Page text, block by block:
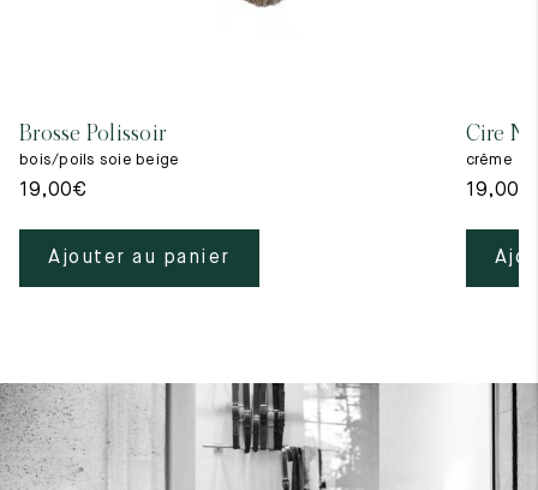
Brosse Polissoir
bois/poils soie beige
19,00€
Ajouter au panier
Cire
crême
19,00